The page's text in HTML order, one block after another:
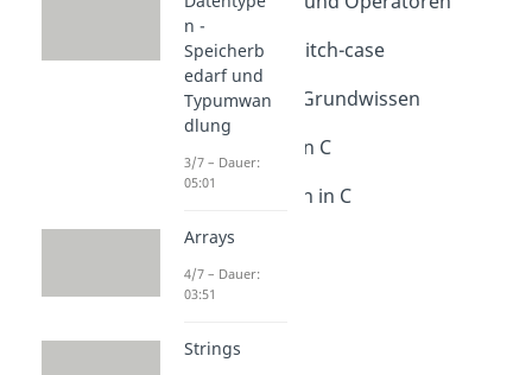
Dauer: 05:08
if, else und switch-case
Dauer: 05:55
Operatoren - Grundwissen
Dauer: 04:13
for-Schleifen in C
Dauer: 03:48
while-Schleifen in C
n -
Speicherb
edarf und
Typumwan
dlung
3/7 – Dauer:
05:01
Arrays
4/7 – Dauer:
03:51
Strings